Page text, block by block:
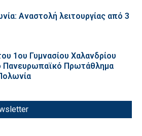
Αναστολή λειτουργίας από 3
1ου Γυμνασίου Χαλανδρίου
Πανευρωπαϊκό Πρωτάθλημα